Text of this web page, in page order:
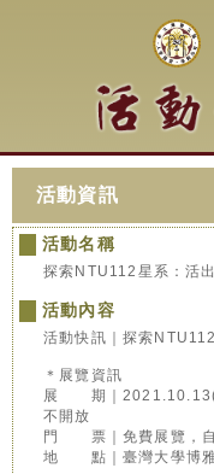
活動資訊
活動名稱
探索NTU112星系：活
活動內容
活動快訊｜探索
＊展覽資訊
展 期｜2021.10.13(
不開放
門 票｜免費展覽，
地 點｜臺灣大學博雅